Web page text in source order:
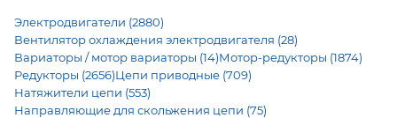
Электродвигатели (2880)
Вентилятор охлаждения электродвигателя (28)
Вариаторы / мотор вариаторы (14)Мотор-редукторы (1874)
Редукторы (2656)Цепи приводные (709)
Натяжители цепи (553)
Направляющие для скольжения цепи (75)